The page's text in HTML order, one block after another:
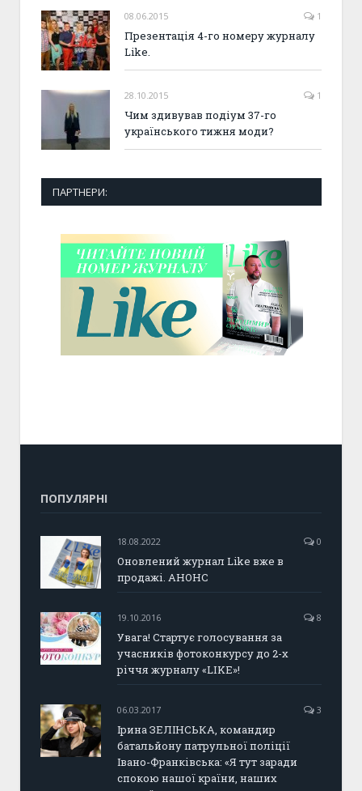
08.06.2015 1
Презентація 4-го номеру журналу
Like.
28.10.2015 1
Чим здивував подіум 37-го
українського тижня моди?
ПАРТНЕРИ:
ПОПУЛЯРНІ
18.08.2022 0
Оновлений журнал Like вже в
продажі. АНОНС
19.10.2016 8
Увага! Стартує голосування за
учасників фотоконкурсу до 2-х
річчя журналу «LIKE»!
06.03.2017 3
Ірина ЗЕЛІНСЬКА, командир
батальйону патрульної поліції
Івано-Франківська: «Я тут заради
спокою нашої країни, наших